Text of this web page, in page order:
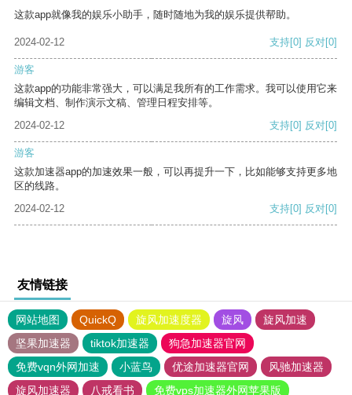
这款app就像我的娱乐小助手，随时随地为我的娱乐提供帮助。
2024-02-12 支持[0] 反对[0]
游客
这款app的功能非常强大，可以满足我所有的工作需求。我可以使用它来
编辑文档、制作演示文稿、管理日程安排等。
2024-02-12
支持[0] 反对[0]
游客
这款加速器app的加速效果一般，可以再提升一下，比如能够支持更多地
区的线路。
2024-02-12
支持[0] 反对[0]
友情链接
网站地图 QuickQ 旋风加速度器 旋风
旋风加速
坚果加速器
tiktok加速器
狗急加速器官网
免费vqn外网加速
小蓝鸟 优途加速器官网
风驰加速器
旋风加速器
八戒看书 免费vps加速器外网苹果版